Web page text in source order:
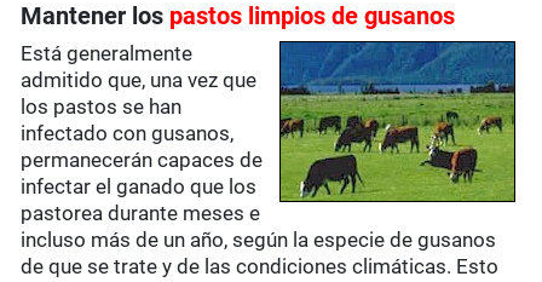
Mantener los pastos limpios de gusanos
Está generalmente
admitido que, una vez que
los pastos se han
infectado con gusanos,
permanecerán capaces de
infectar el ganado que los
pastorea durante meses e
incluso más de un año, según la especie de gusanos
de que se trate y de las condiciones climáticas. Esto